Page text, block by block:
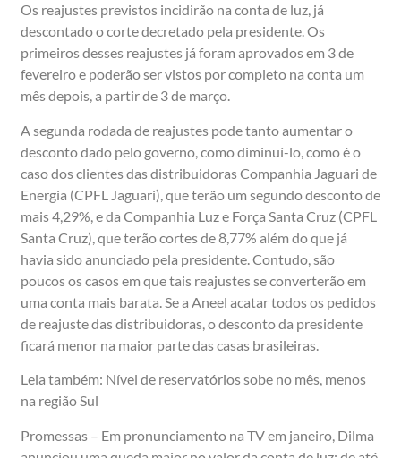
Os reajustes previstos incidirão na conta de luz, já
descontado o corte decretado pela presidente. Os
primeiros desses reajustes já foram aprovados em 3 de
fevereiro e poderão ser vistos por completo na conta um
mês depois, a partir de 3 de março.
A segunda rodada de reajustes pode tanto aumentar o
desconto dado pelo governo, como diminuí-lo, como é o
caso dos clientes das distribuidoras Companhia Jaguari de
Energia (CPFL Jaguari), que terão um segundo desconto de
mais 4,29%, e da Companhia Luz e Força Santa Cruz (CPFL
Santa Cruz), que terão cortes de 8,77% além do que já
havia sido anunciado pela presidente. Contudo, são
poucos os casos em que tais reajustes se converterão em
uma conta mais barata. Se a Aneel acatar todos os pedidos
de reajuste das distribuidoras, o desconto da presidente
ficará menor na maior parte das casas brasileiras.
Leia também: Nível de reservatórios sobe no mês, menos
na região Sul
Promessas – Em pronunciamento na TV em janeiro, Dilma